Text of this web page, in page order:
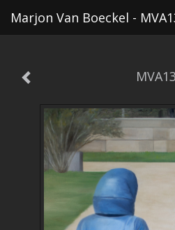
Marjon Van Boeckel -
MVA13